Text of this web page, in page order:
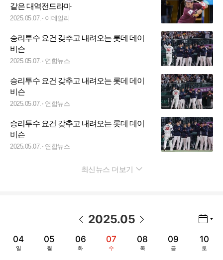
같은 대역전드라마
2025.05.07. 이데일리
승리투수 요건 갖추고 내려오는 롯데 데이
비슨
2025.05.07. 연합뉴스
승리투수 요건 갖추고 내려오는 롯데 데이
비슨
2025.05.07. 연합뉴스
승리투수 요건 갖추고 내려오는 롯데 데이
비슨
2025.05.07. 연합뉴스
최신뉴스 더보기
2025.05
04
일
05
월
06
화
07
수
08
목
09
금
10
토